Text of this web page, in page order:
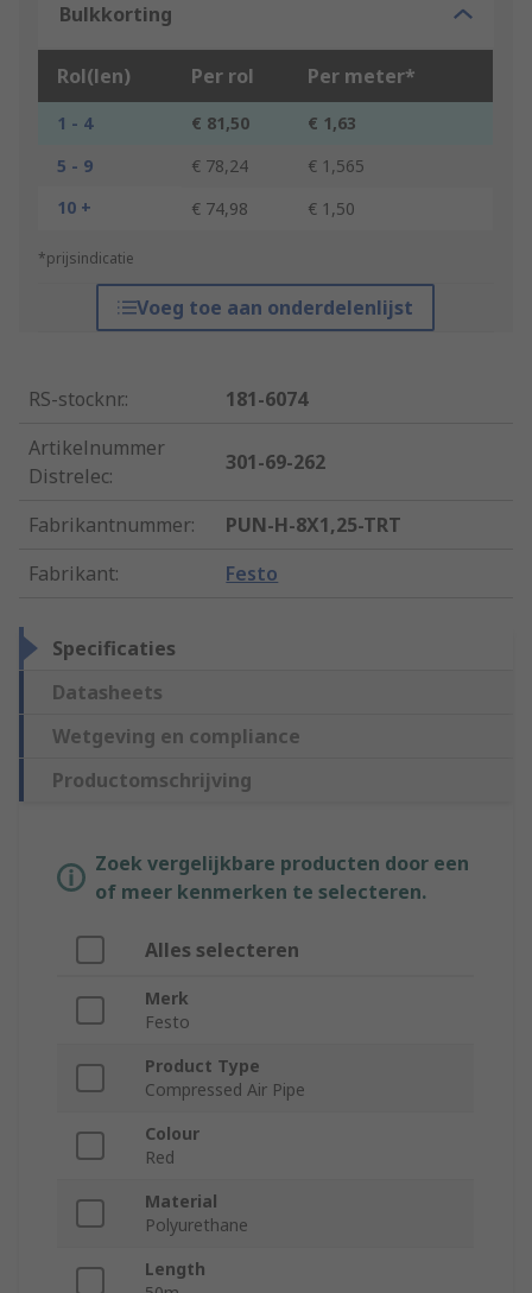
Bulkkorting
Rol(len) Per rol Per meter*
1 - 4 € 81,50
€ 1,63
5 - 9
€ 78,24
€ 1,565
10 +
€ 74,98 € 1,50
*prijsindicatie
Voeg toe aan onderdelenlijst
RS-stocknr.:
181-6074
Artikelnummer
Distrelec:
301-69-262
Fabrikantnummer:
PUN-H-8X1,25-TRT
Fabrikant: Festo
Specificaties
Datasheets
Wetgeving en compliance
Productomschrijving
Zoek vergelijkbare producten door een
of meer kenmerken te selecteren.
Alles selecteren
Merk
Festo
Product Type
Compressed Air Pipe
Colour
Red
Material
Polyurethane
Length